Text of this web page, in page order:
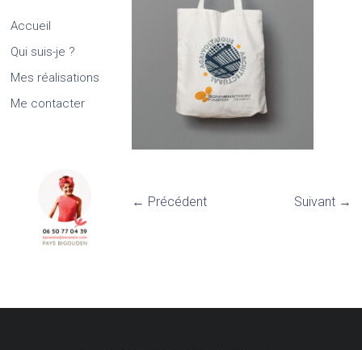
← Précédent Suivant →
Accueil
Qui suis-je ?
Mes réalisations
Me contacter